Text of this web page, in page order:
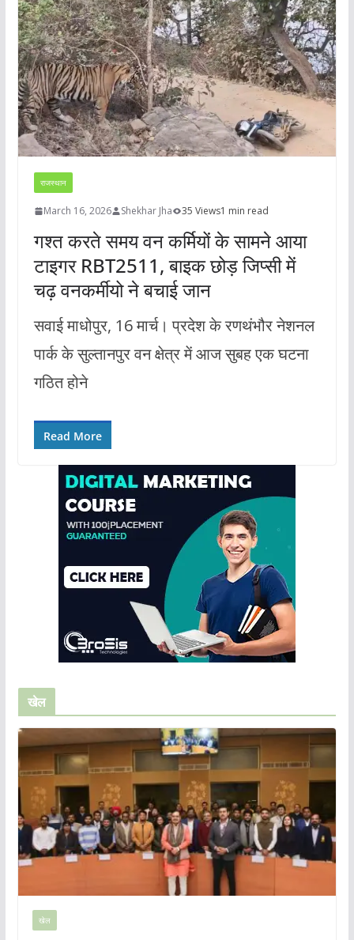
राजस्थान
March 16, 2026 Shekhar Jha 35 Views1 min read
गश्त करते समय वन कर्मियों के सामने आया
टाइगर RBT2511, बाइक छोड़ जिप्सी में
चढ़ वनकर्मीयो ने बचाई जान
सवाई माधोपुर, 16 मार्च। प्रदेश के रणथंभौर नेशनल
पार्क के सुल्तानपुर वन क्षेत्र में आज सुबह एक घटना
गठित होने
Read More
खेल
खेल